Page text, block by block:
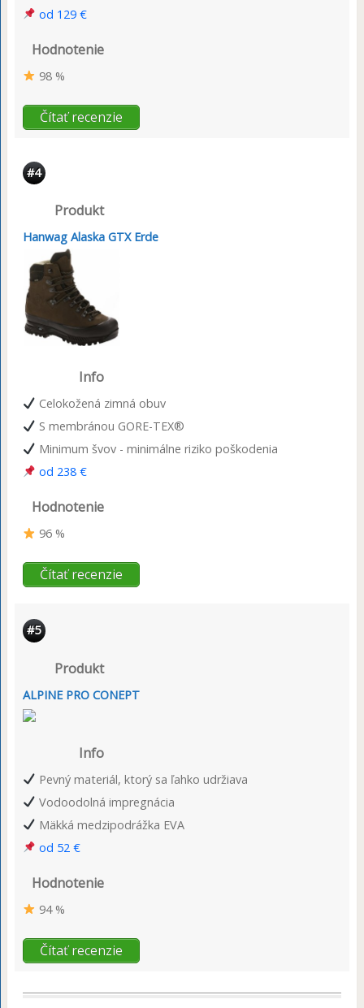
od 129 €
Hodnotenie
98 %
Čítať recenzie
#4
Produkt
Hanwag Alaska GTX Erde
Info
Celokožená zimná obuv
S membránou GORE-TEX®
Minimum švov - minimálne riziko poškodenia
od 238 €
Hodnotenie
96 %
Čítať recenzie
#5
Produkt
ALPINE PRO CONEPT
Info
Pevný materiál, ktorý sa ľahko udržiava
Vodoodolná impregnácia
Mäkká medzipodrážka EVA
od 52 €
Hodnotenie
94 %
Čítať recenzie